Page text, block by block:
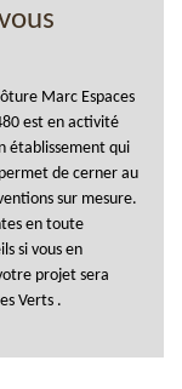
Marc Espaces
est en activité
établissement qui
de cerner au
sur mesure.
en toute
si vous en
projet sera
Verts .